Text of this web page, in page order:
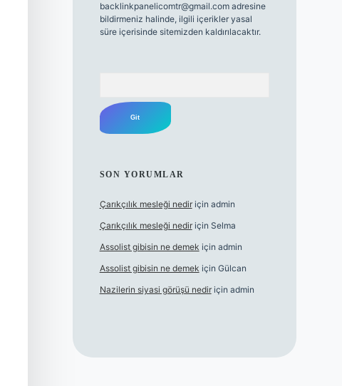
backlinkpanelicomtr@gmail.comadresine
bildirmeniz halinde, ilgili içerikler yasal
süre içerisinde sitemizden kaldırılacaktır.
SON YORUMLAR
Çarıkçılık mesleği nediriçin admin
Çarıkçılık mesleği nediriçin Selma
Assolist gibisin ne demek için admin
Assolist gibisin ne demek için Gülcan
Nazilerin siyasi görüşü nediriçin admin